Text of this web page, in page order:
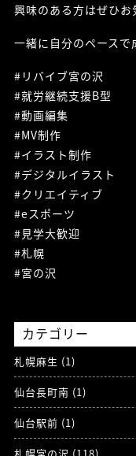
興味のある方はぜひ
一緒に自分のペースで
#リバイブ宮の沢
#就労継続支援B型
#動画編集
#MV制作
#イラスト制作
#デジタルイラスト
#クリエイティブ
#eスポーツ
#見学大歓迎
#札幌
#宮の沢
カテゴリー
札幌麻生 (1)
仙台長町南 (1)
仙台駅前 (1)
札幌宮の沢 (118)